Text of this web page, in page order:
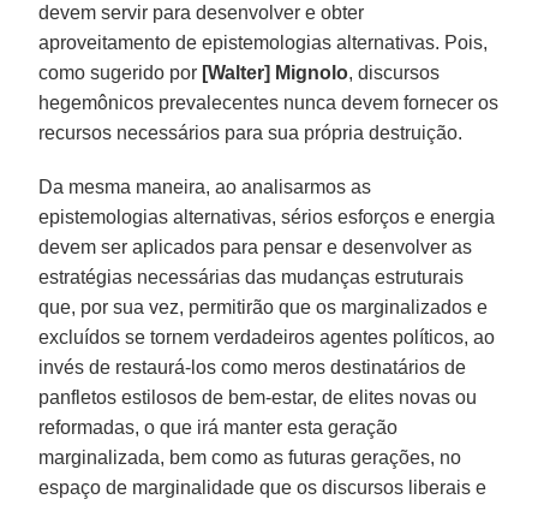
devem servir para desenvolver e obter
aproveitamento de epistemologias alternativas. Pois,
como sugerido por [Walter] Mignolo, discursos
hegemônicos prevalecentes nunca devem fornecer os
recursos necessários para sua própria destruição.
Da mesma maneira, ao analisarmos as
epistemologias alternativas, sérios esforços e energia
devem ser aplicados para pensar e desenvolver as
estratégias necessárias das mudanças estruturais
que, por sua vez, permitirão que os marginalizados e
excluídos se tornem verdadeiros agentes políticos, ao
invés de restaurá-los como meros destinatários de
panfletos estilosos de bem-estar, de elites novas ou
reformadas, o que irá manter esta geração
marginalizada, bem como as futuras gerações, no
espaço de marginalidade que os discursos liberais e